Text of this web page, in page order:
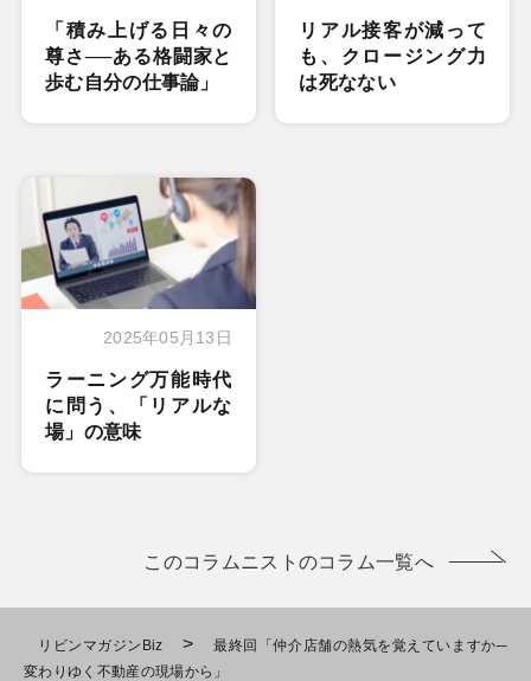
「積み上げる日々の
尊さ──ある格闘家と
歩む自分の仕事論」
リアル接客が減って
も、クロージング力
は死なない
2025年05月13日
ラーニング万能時代
に問う、「リアルな
場」の意味
このコラムニストのコラム一覧へ
リビンマガジンBiz >
最終回「仲介店舗の熱気を覚えていますか─
変わりゆく不動産の現場から」